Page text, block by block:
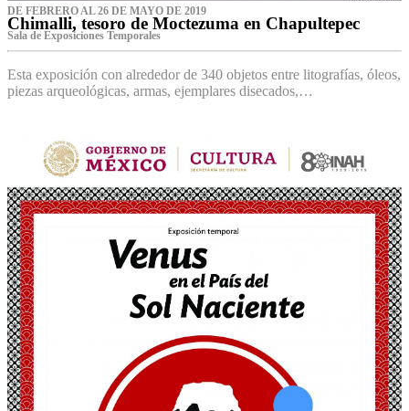
DE FEBRERO AL 26 DE MAYO DE 2019
Chimalli, tesoro de Moctezuma en Chapultepec
Sala de Exposiciones Temporales
Esta exposición con alrededor de 340 objetos entre litografías, óleos,
piezas arqueológicas, armas, ejemplares disecados,…